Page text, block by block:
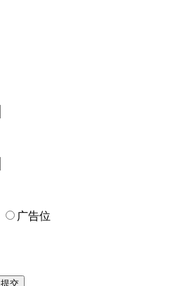
广告位